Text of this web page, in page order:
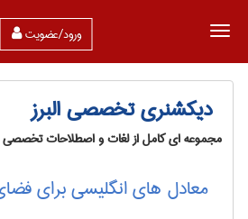
ورود/عضویت
دیکشنری تخصصی البرز
مجموعه ای کامل از لغات و اصطلاحات
معادل های انگلیسی برای